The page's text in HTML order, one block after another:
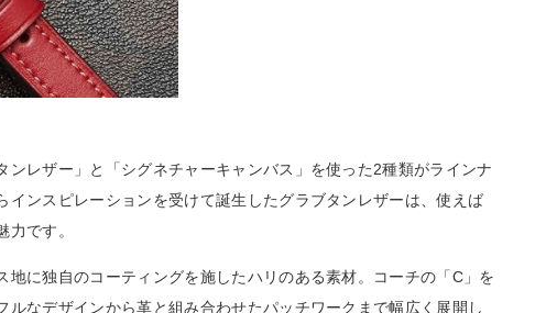
ンレザー」と「シグネチャーキャンバス」を使った2種類がラインナ
インスピレーションを受けて誕生したグラブタンレザーは、使えば
です。
地に独自のコーティングを施したハリのある素材。コーチの「C」を
ルなデザインから革と組み合わせたパッチワークまで幅広く展開し